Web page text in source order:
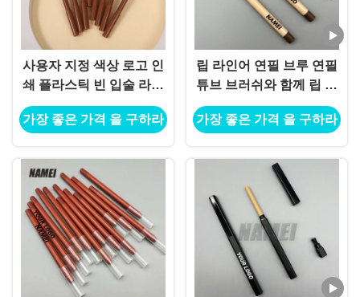
사용자 지정 색상 로고 인
쇄 플라스틱 빈 입술 라인
러 튜브 패키지 컨테이너
얇은 립 라인러 튜브
가장 좋은 가격 을 구하라
립 라인어 연필 브루 연필
튜브 브러쉬와 함께 립 라
인어 연필 용기 칩퍼와 함
께
가장 좋은 가격 을 구하라